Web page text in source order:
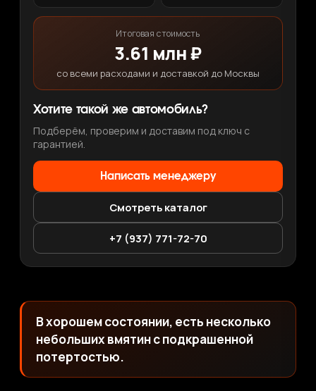
Итоговая стоимость
3.61 млн ₽
со всеми расходами и доставкой до Москвы
Хотите такой же автомобиль?
Подберём, проверим и доставим под ключ с
гарантией.
Написать менеджеру
Смотреть каталог
+7 (937) 771-72-70
В хорошем состоянии, есть несколько
небольших вмятин с подкрашенной
потертостью.